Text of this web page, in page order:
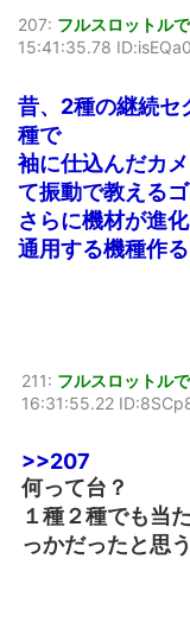
207: フルスロットル
15:41:35.78
昔、2種の継続セ
種で
袖に仕込んだカ
て振動で教える
さらに機材が進
通用する機種作
211: フルスロットル
16:31:55.22
>>207
何って台？
１種２種でも当
っかだったと思